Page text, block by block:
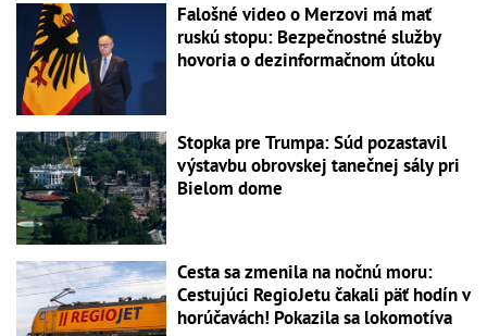
Falošné video o Merzovi má mať
ruskú stopu: Bezpečnostné služby
hovoria o dezinformačnom útoku
Stopka pre Trumpa: Súd pozastavil
výstavbu obrovskej tanečnej sály pri
Bielom dome
Cesta sa zmenila na nočnú moru:
Cestujúci RegioJetu čakali päť hodín v
horúčavách! Pokazila sa lokomotíva